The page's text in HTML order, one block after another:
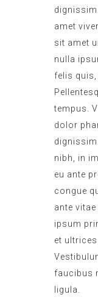
amet
sit amet
nulla
felis
tempus.
dolor
nibh, in
eu ante
congue
ante
ipsum
et
faucibus
ligula.